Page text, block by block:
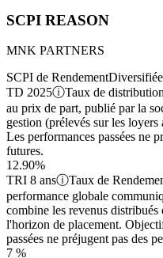
SCPI REASON
MNK PARTNERS
SCPI de Rendement
TD 2025ⓘTaux de
au prix de part, publié par la
gestion (prélevés sur les
Les performances passées ne
futures.
12.90%
TRI 8 ansⓘTaux de
performance globale
combine les revenus
l'horizon de placement.
passées ne préjugent pas des
7 %